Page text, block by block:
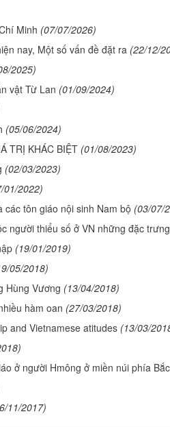
Minh (07/07/2026)
nay, Một số vấn đề đặt ra (22/12/
2025)
vật Từ Lan (01/09/2024)
(05/06/2024)
TRỊ KHÁC BIỆT (01/08/2023)
(02/03/2023)
01/2022)
tôn giáo nội sinh Nam bộ (03/07/
người thiểu số ở VN những đặc
(19/01/2019)
05/2018)
Hùng Vương (13/04/2018)
hàm oan (27/03/2018)
and Vietnamese atitudes (13/03/
ở người Hmông ở miền núi phía
11/2017)